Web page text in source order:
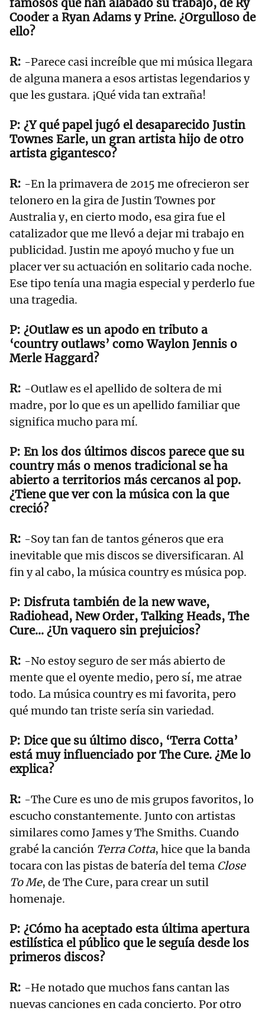
Cooder a Ryan Adams y Prine. ¿Orgulloso de
ello?
-Parece casi increíble que mi música llegara
de alguna manera a esos artistas legendarios y
que les gustara. ¡Qué vida tan extraña!
¿Y qué papel jugó el desaparecido Justin
Townes Earle, un gran artista hijo de otro
artista gigantesco?
-En la primavera de 2015 me ofrecieron ser
telonero en la gira de Justin Townes por
Australia y, en cierto modo, esa gira fue el
catalizador que me llevó a dejar mi trabajo en
publicidad. Justin me apoyó mucho y fue un
placer ver su actuación en solitario cada noche.
Ese tipo tenía una magia especial y perderlo fue
una tragedia.
¿Outlaw es un apodo en tributo a
‘country outlaws’ como Waylon Jennis o
Merle Haggard?
-Outlaw es el apellido de soltera de mi
madre, por lo que es un apellido familiar que
significa mucho para mí.
En los dos últimos discos parece que su
country más o menos tradicional se ha
abierto a territorios más cercanos al pop.
¿Tiene que ver con la música con la que
creció?
-Soy tan fan de tantos géneros que era
inevitable que mis discos se diversificaran. Al
fin y al cabo, la música country es música pop.
Disfruta también de la new wave,
Radiohead, New Order, Talking Heads, The
Cure… ¿Un vaquero sin prejuicios?
-No estoy seguro de ser más abierto de
mente que el oyente medio, pero sí, me atrae
todo. La música country es mi favorita, pero
qué mundo tan triste sería sin variedad.
Dice que su último disco, ‘Terra Cotta’
está muy influenciado por The Cure. ¿Me lo
explica?
-The Cure es uno de mis grupos favoritos, lo
escucho constantemente. Junto con artistas
similares como James y The Smiths. Cuando
grabé la canción Terra Cotta, hice que la banda
tocara con las pistas de batería del tema Close
To Me, de The Cure, para crear un sutil
homenaje.
¿Cómo ha aceptado esta última apertura
estilística el público que le seguía desde los
primeros discos?
-He notado que muchos fans cantan las
nuevas canciones en cada concierto. Por otro